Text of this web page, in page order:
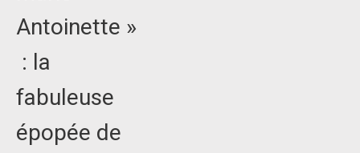
Antoinette »
: la
fabuleuse
épopée de